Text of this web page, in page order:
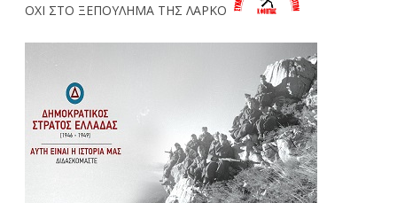
ΟΧΙ ΣΤΟ ΞΕΠΟΥΛΗΜΑ ΤΗΣ ΛΑΡΚΟ